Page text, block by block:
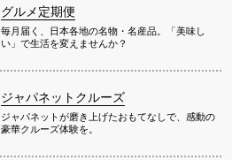
グルメ定期便
毎月届く、日本各地の名物・名産品。「美味し
い」で生活を変えませんか？
ジャパネットクルーズ
ジャパネットが磨き上げたおもてなしで、感動の
豪華クルーズ体験を。